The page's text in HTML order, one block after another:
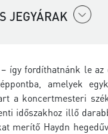
JEGYÁRAK
így fordíthatnánk le
amelyek
a koncertmesteri
időszakhoz illő
merítő Haydn